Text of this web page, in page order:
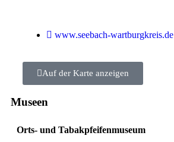
www.seebach-wartburgkreis.de
Auf der Karte anzeigen
Museen
Orts- und Tabakpfeifenmuseum